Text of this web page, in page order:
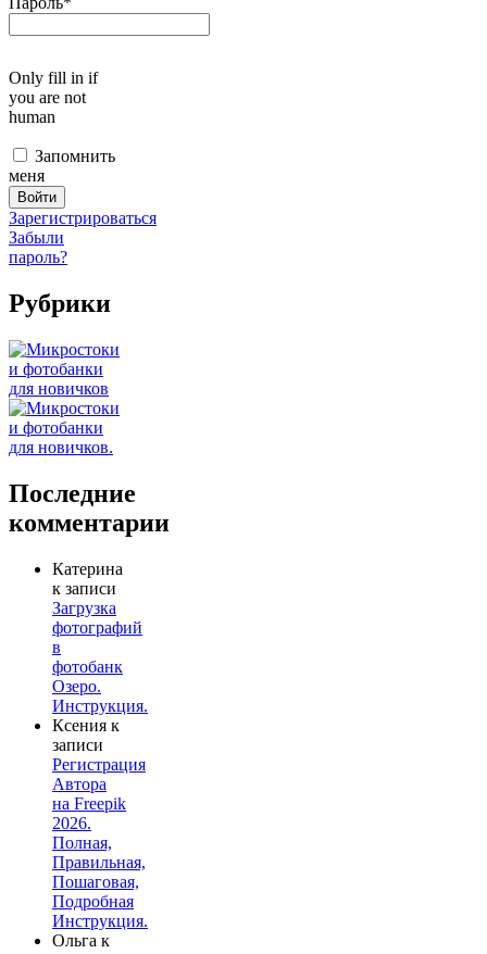
Only fill in if
you are not
human
Запомнить
меня
Зарегистрироваться
Забыли
пароль?
Рубрики
Последние
комментарии
Катерина
к записи
Загрузка
фотографий
в
фотобанк
Озеро.
Инструкция.
Ксения к
записи
Регистрация
Автора
на Freepik
2026.
Полная,
Правильная,
Пошаговая,
Подробная
Инструкция.
Ольга к